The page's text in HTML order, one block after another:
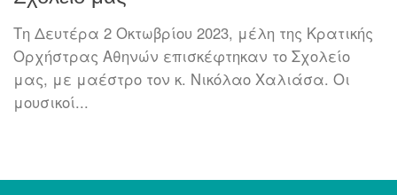
Τη Δευτέρα 2 Οκτωβρίου 2023, μέλη της Κρατικής
Ορχήστρας Αθηνών επισκέφτηκαν το Σχολείο
μας, με μαέστρο τον κ. Νικόλαο Χαλιάσα. Οι
μουσικοί...